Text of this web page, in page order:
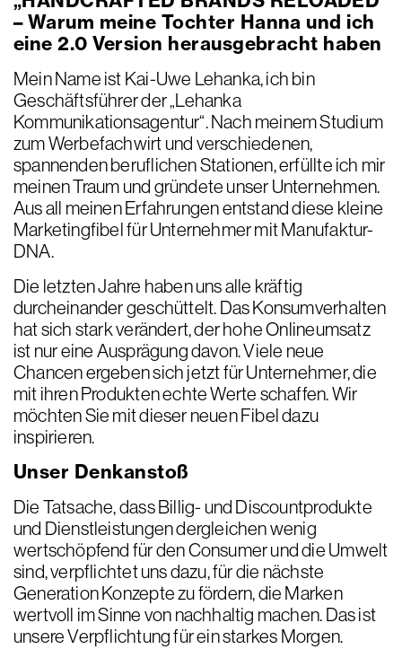
– Warum meine Tochter Hanna und ich
eine 2.0 Version herausgebracht haben
Mein Name ist Kai-Uwe Lehanka, ich bin
Geschäftsführer der „Lehanka
Kommunikationsagentur“. Nach meinem Studium
zum Werbefachwirt und verschiedenen,
spannenden beruflichen Stationen, erfüllte ich mir
meinen Traum und gründete unser Unternehmen.
Aus all meinen Erfahrungen entstand diese kleine
Marketingfibel für Unternehmer mit Manufaktur-
DNA.
Die letzten Jahre haben uns alle kräftig
durcheinander geschüttelt. Das Konsumverhalten
hat sich stark verändert, der hohe Onlineumsatz
ist nur eine Ausprägung davon. Viele neue
Chancen ergeben sich jetzt für Unternehmer, die
mit ihren Produkten echte Werte schaffen. Wir
möchten Sie mit dieser neuen Fibel dazu
inspirieren.
Unser Denkanstoß
Die Tatsache, dass Billig- und Discountprodukte
und Dienstleistungen dergleichen wenig
wertschöpfend für den Consumer und die Umwelt
sind, verpflichtet uns dazu, für die nächste
Generation Konzepte zu fördern, die Marken
wertvoll im Sinne von nachhaltig machen. Das ist
unsere Verpflichtung für ein starkes Morgen.